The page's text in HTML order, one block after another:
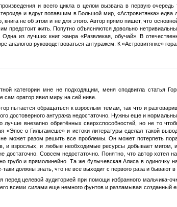
и всего цикла в целом вызвана в первую
и вдруг попавшим в Большой мир, «Астровитянка» едва
не об этом и не для этого. Автор прямо пишет, что
предстоит жить. Попутно объясняются довольно
из лучших книг жанра «Развлекая, обучай». В
аналогов руководствоваться антуражем. К «Астровитянке»
категории мне не подходящим, меня сподвигла статья
сам оратор явил миру на сей ниве.
пытается обращаться к взрослым темам, так что и
достоверного антуража недостаточно. Нужны еще и
лучше внезапно обретённых сверхспособностей, но не то
«Эпос о Гильгамеше» и истоки литературы сделал такой
может разом решить все проблемы. Он может потерпеть
и взрослых, и любые необходимые ресурсы добывает
достаточно. Совсем недостаточно. Понятно, что автор
грубо и прямолинейно. Та же булычевская Алиса в
должны знать, что не все выходит с первого раза и бывают
целевой аудиторией при помощи избранного мальчика-
всеми силами еще немного фунтов и разламывая созданный